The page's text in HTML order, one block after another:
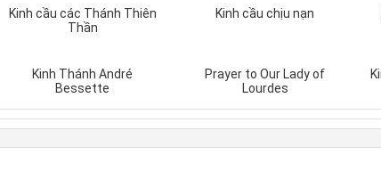
Kinh cầu các Thánh Thiên
Thần
Kinh cầu chịu nạn
Kinh Thánh André
Bessette
Prayer to Our Lady of
Lourdes